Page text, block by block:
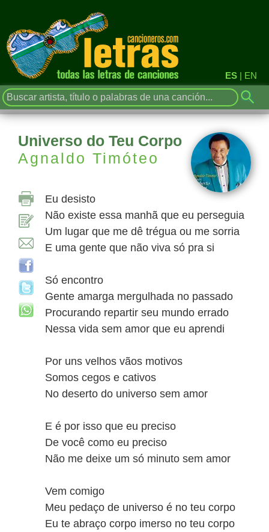
ES | EN
Universo do Teu Corpo
Agnaldo Timóteo
Eu desisto
Não existe essa manhã que eu perseguia
Um lugar que me dê trégua ou me sorria
E uma gente que não viva só pra si
Só encontro
Gente amarga mergulhada no passado
Procurando repartir seu mundo errado
Nessa vida sem amor que eu aprendi
Por uns velhos vãos motivos
Somos cegos e cativos
No deserto do universo sem amor
E é por isso que eu preciso
De você como eu preciso
Não me deixe um só minuto sem amor
Vem comigo
Meu pedaço de universo é no teu corpo
Eu te abraço corpo imerso no teu corpo